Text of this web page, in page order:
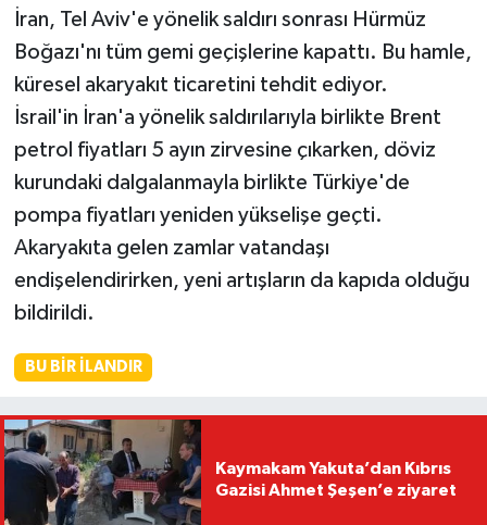
İran, Tel Aviv'e yönelik saldırı sonrası Hürmüz
Boğazı'nı tüm gemi geçişlerine kapattı. Bu hamle,
küresel akaryakıt ticaretini tehdit ediyor.
İsrail'in İran'a yönelik saldırılarıyla birlikte Brent
petrol fiyatları 5 ayın zirvesine çıkarken, döviz
kurundaki dalgalanmayla birlikte Türkiye'de
pompa fiyatları yeniden yükselişe geçti.
Akaryakıta gelen zamlar vatandaşı
endişelendirirken, yeni artışların da kapıda olduğu
bildirildi.
BU BIR İLANDIR
Kaymakam Yakuta’dan Kıbrıs
Gazisi Ahmet Şeşen’e ziyaret